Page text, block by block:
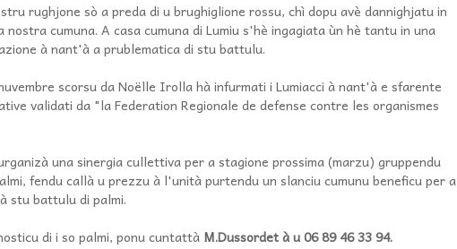
rughjone sò a preda di u brughiglione rossu, chì dopu avè dannighjatu in
cumuna. A casa cumuna di Lumiu s'hè ingagiata ùn hè tantu in una
à nant'à a prublematica di stu battulu.
scorsu da Noëlle Irolla hà infurmati i Lumiacci à nant'à e sfarente
validati da "la Federation Regionale de defense contre les organismes
una sinergia cullettiva per a stagione prossima (marzu) gruppendu
fendu callà u prezzu à l'unità purtendu un slanciu cumunu beneficu per a
stu battulu di palmi.
di i so palmi, ponu cuntattà M.Dussordet à u 06 89 46 33 94.